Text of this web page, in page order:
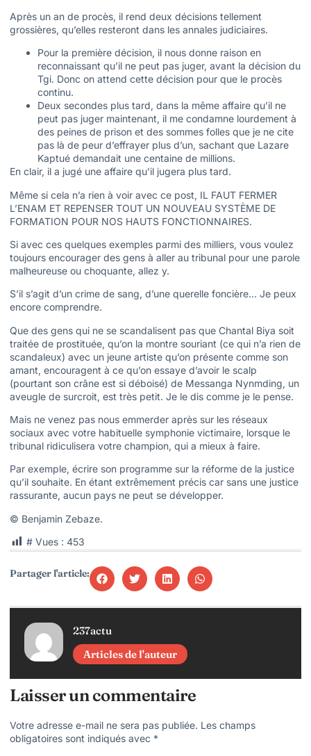
Après un an de procès, il rend deux décisions tellement
grossières, qu’elles resteront dans les annales judiciaires.
Pour la première décision, il nous donne raison en
reconnaissant qu’il ne peut pas juger, avant la décision du
Tgi. Donc on attend cette décision pour que le procès
continu.
Deux secondes plus tard, dans la même affaire qu’il ne
peut pas juger maintenant, il me condamne lourdement à
des peines de prison et des sommes folles que je ne cite
pas là de peur d’effrayer plus d’un, sachant que Lazare
Kaptué demandait une centaine de millions.
En clair, il a jugé une affaire qu’il jugera plus tard.
Même si cela n’a rien à voir avec ce post, IL FAUT FERMER
L’ENAM ET REPENSER TOUT UN NOUVEAU SYSTÈME DE
FORMATION POUR NOS HAUTS FONCTIONNAIRES.
Si avec ces quelques exemples parmi des milliers, vous voulez
toujours encourager des gens à aller au tribunal pour une parole
malheureuse ou choquante, allez y.
S’il s’agit d’un crime de sang, d’une querelle foncière… Je peux
encore comprendre.
Que des gens qui ne se scandalisent pas que Chantal Biya soit
traitée de prostituée, qu’on la montre souriant (ce qui n’a rien de
scandaleux) avec un jeune artiste qu’on présente comme son
amant, encouragent à ce qu’on essaye d’avoir le scalp
(pourtant son crâne est si déboisé) de Messanga Nynmding, un
aveugle de surcroit, est très petit. Je le dis comme je le pense.
Mais ne venez pas nous emmerder après sur les réseaux
sociaux avec votre habituelle symphonie victimaire, lorsque le
tribunal ridiculisera votre champion, qui a mieux à faire.
Par exemple, écrire son programme sur la réforme de la justice
qu’il souhaite. En étant extrêmement précis car sans une justice
rassurante, aucun pays ne peut se développer.
© Benjamin Zebaze.
# Vues : 453
Partager l'article:
237actu
Articles de l'auteur
Laisser un commentaire
Votre adresse e-mail ne sera pas publiée. Les champs
obligatoires sont indiqués avec *